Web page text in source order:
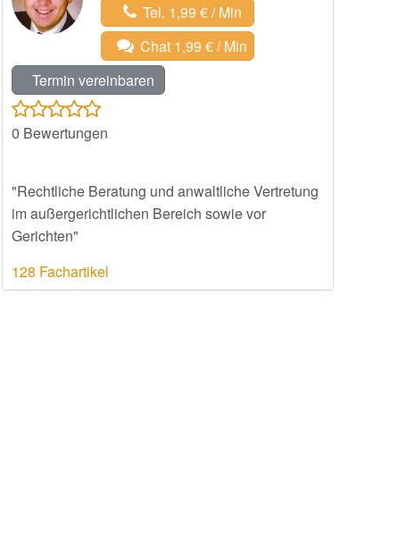
Tel. 1,99 € / Min
Chat 1,99 € / Min
Termin vereinbaren
0 Bewertungen
"Rechtliche Beratung und anwaltliche Vertretung
im außergerichtlichen Bereich sowie vor
Gerichten"
128 Fachartikel